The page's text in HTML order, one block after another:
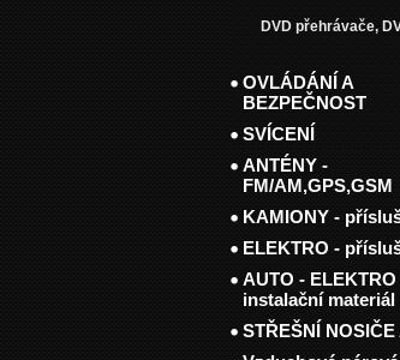
DVD přehrávače,
OVLÁDÁNÍ A
BEZPEČNOST
SVÍCENÍ
ANTÉNY -
FM/AM,GPS,GSM
KAMIONY -
ELEKTRO -
AUTO - ELEKTRO
instalační materiál
STŘEŠNÍ NOSIČE